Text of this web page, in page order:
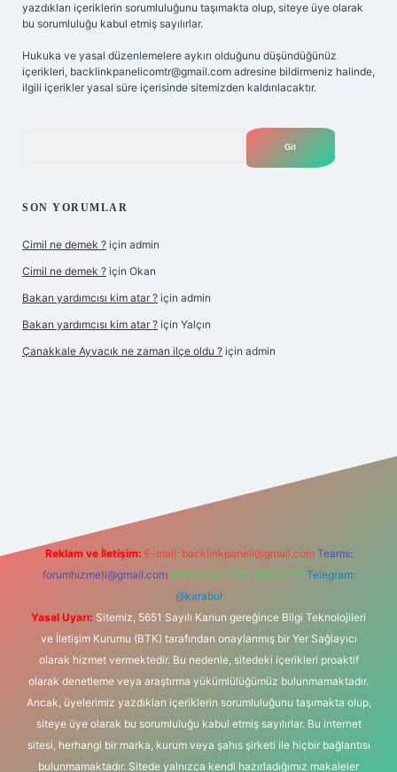
yazdıkları içeriklerin sorumluluğunu taşımakta olup, siteye üye olarak
bu sorumluluğu kabul etmiş sayılırlar.
Hukuka ve yasal düzenlemelere aykırı olduğunu düşündüğünüz
içerikleri, backlinkpanelicomtr@gmail.com adresine bildirmeniz halinde,
ilgili içerikler yasal süre içerisinde sitemizden kaldırılacaktır.
SON YORUMLAR
Cimil ne demek ? için admin
Cimil ne demek ? için Okan
Bakan yardımcısı kim atar ? için admin
Bakan yardımcısı kim atar ? için Yalçın
Çanakkale Ayvacık ne zaman ilçe oldu ? için admin
Reklam ve İletişim: E-mail: backlinkpaneli@gmail.com Teams:
forumhizmeti@gmail.com Whatsapp: 0262 606 0 726 Telegram:
@karabul
Yasal Uyarı: Sitemiz, 5651 Sayılı Kanun gereğince Bilgi Teknolojileri
ve İletişim Kurumu (BTK) tarafından onaylanmış bir Yer Sağlayıcı
olarak hizmet vermektedir. Bu nedenle, sitedeki içerikleri proaktif
olarak denetleme veya araştırma yükümlülüğümüz bulunmamaktadır.
Ancak, üyelerimiz yazdıkları içeriklerin sorumluluğunu taşımakta olup,
siteye üye olarak bu sorumluluğu kabul etmiş sayılırlar. Bu internet
sitesi, herhangi bir marka, kurum veya şahıs şirketi ile hiçbir bağlantısı
bulunmamaktadır. Sitede yalnızca kendi hazırladığımız makaleler